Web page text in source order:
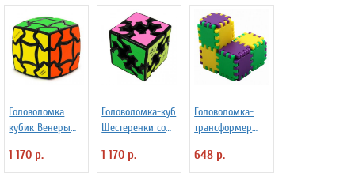
Головоломка
кубик Венеры
Mefferts
1 170 р.
Головоломка-куб
Шестеренки со
Shift)
1 170 р.
Головоломка-
трансформер
Gami) Recent
Toys
648 р.